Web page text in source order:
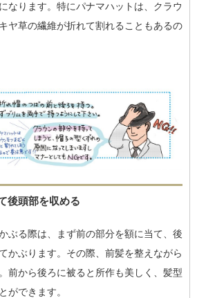
なります。特にパナマハットは、クラウ
ヤ草の繊維が折れて割れることもあるの
後頭部を収める
ぶる際は、まず前の部分を額に当て、後
かぶります。その際、前髪を整えながら
前から後ろに被ると所作も美しく、髪型
ができます。